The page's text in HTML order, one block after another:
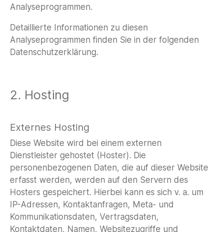
Analyseprogrammen.
Detaillierte Informationen zu diesen
Analyseprogrammen finden Sie in der folgenden
Datenschutzerklärung.
2. Hosting
Externes Hosting
Diese Website wird bei einem externen
Dienstleister gehostet (Hoster). Die
personenbezogenen Daten, die auf dieser Website
erfasst werden, werden auf den Servern des
Hosters gespeichert. Hierbei kann es sich v. a. um
IP-Adressen, Kontaktanfragen, Meta- und
Kommunikationsdaten, Vertragsdaten,
Kontaktdaten, Namen, Websitezugriffe und